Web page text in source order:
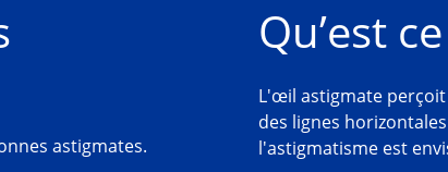
astigmates.
Qu’est
L'œil astigmate
des lignes
l'astigmatisme est